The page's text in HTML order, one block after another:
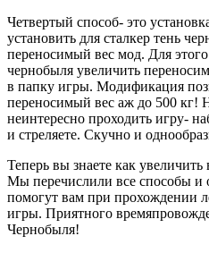
Четвертый способ- это
установить для сталкер тень
переносимый вес мод. Для этого
чернобыля увеличить
в папку игры. Модификация
переносимый вес аж до 500 кг!
неинтересно проходить игру-
и стреляете. Скучно и
Теперь вы знаете как увеличить
Мы перечислили все способы и
помогут вам при прохождении
игры. Приятного
Чернобыля!